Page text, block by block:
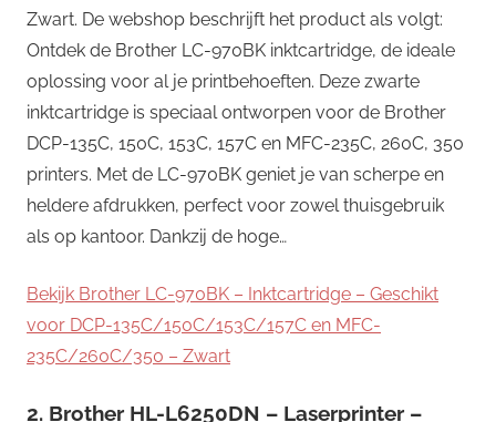
Zwart. De webshop beschrijft het product als volgt:
Ontdek de Brother LC-970BK inktcartridge, de ideale
oplossing voor al je printbehoeften. Deze zwarte
inktcartridge is speciaal ontworpen voor de Brother
DCP-135C, 150C, 153C, 157C en MFC-235C, 260C, 350
printers. Met de LC-970BK geniet je van scherpe en
heldere afdrukken, perfect voor zowel thuisgebruik
als op kantoor. Dankzij de hoge…
Bekijk Brother LC-970BK – Inktcartridge – Geschikt
voor DCP-135C/150C/153C/157C en MFC-
235C/260C/350 – Zwart
2. Brother HL-L6250DN – Laserprinter –